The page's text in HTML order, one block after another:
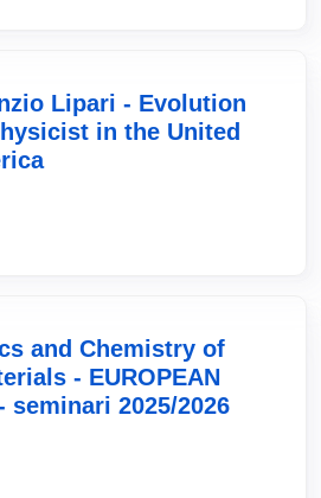
Lipari - Evolution
in the United
and Chemistry of
- EUROPEAN
seminari 2025/2026